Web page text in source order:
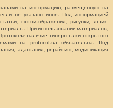
на информацию, размещенную на
не указано иное. Под информацией
фотоизображения, рисунки, ящик-
При использовании материалов,
наличие гиперссылки открытого
на protocol.ua обязательна. Под
адаптация, рерайтинг, модификация